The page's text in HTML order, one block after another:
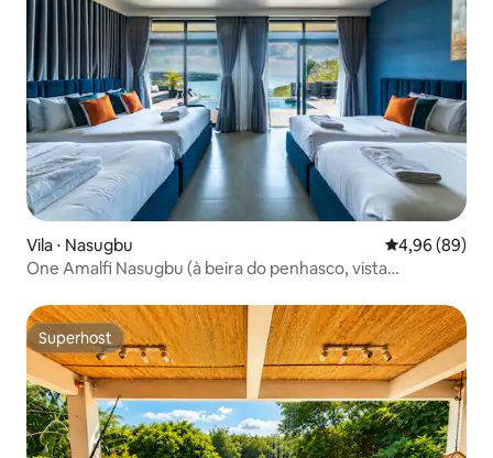
Vila ⋅ Nasugbu 4,96 de uma
4,96 (89)
One Amalfi Nasugbu (à beira do penhasco, vista
Superhost
Superhost